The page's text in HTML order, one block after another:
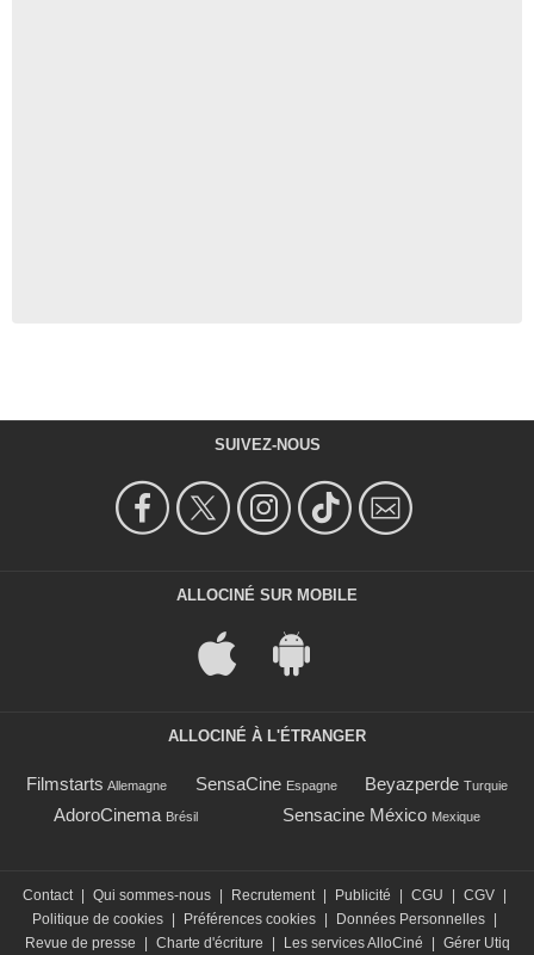
SUIVEZ-NOUS
ALLOCINÉ SUR MOBILE
ALLOCINÉ À L'ÉTRANGER
Filmstarts Allemagne SensaCine Espagne Beyazperde Turquie
AdoroCinema Brésil Sensacine México Mexique
Contact Qui sommes-nous Recrutement Publicité CGU CGV
Politique de cookies
Préférences cookies Données Personnelles
Revue de presse
Charte d'écriture Les services AlloCiné Gérer Utiq